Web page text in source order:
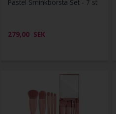
Pastel Sminkborsta Set - 7 st
279,00 SEK